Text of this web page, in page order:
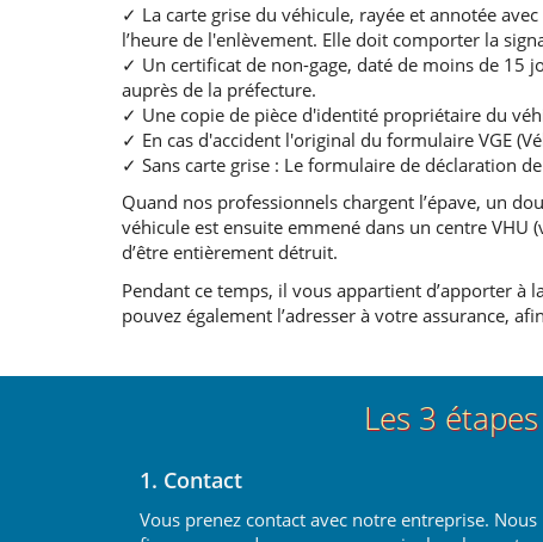
✓ La carte grise du véhicule, rayée et annotée
l’heure de l'enlèvement. Elle doit comporter la
✓ Un certificat de non-gage, daté de moins de 15
auprès de la préfecture.
✓ Une copie de pièce d'identité propriétaire du
✓ En cas d'accident l'original du formulaire VGE
✓ Sans carte grise : Le formulaire de déclaration
Quand nos professionnels chargent l’épave, un
véhicule est ensuite emmené dans un centre VHU
d’être entièrement détruit.
Pendant ce temps, il vous appartient d’apporter
pouvez également l’adresser à votre assurance,
Les 3
1. Contact
Vous prenez contact avec notre entreprise. Nous